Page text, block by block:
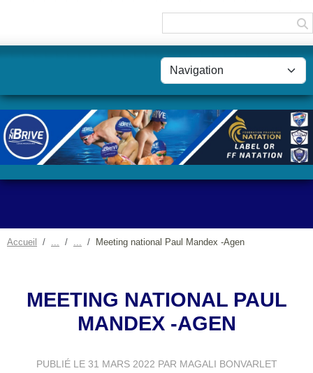
Accueil Meeting national Paul Mandex -Agen
MEETING NATIONAL PAUL
MANDEX -AGEN
PUBLIÉ LE 31 MARS 2022 PAR MAGALI BONVARLET